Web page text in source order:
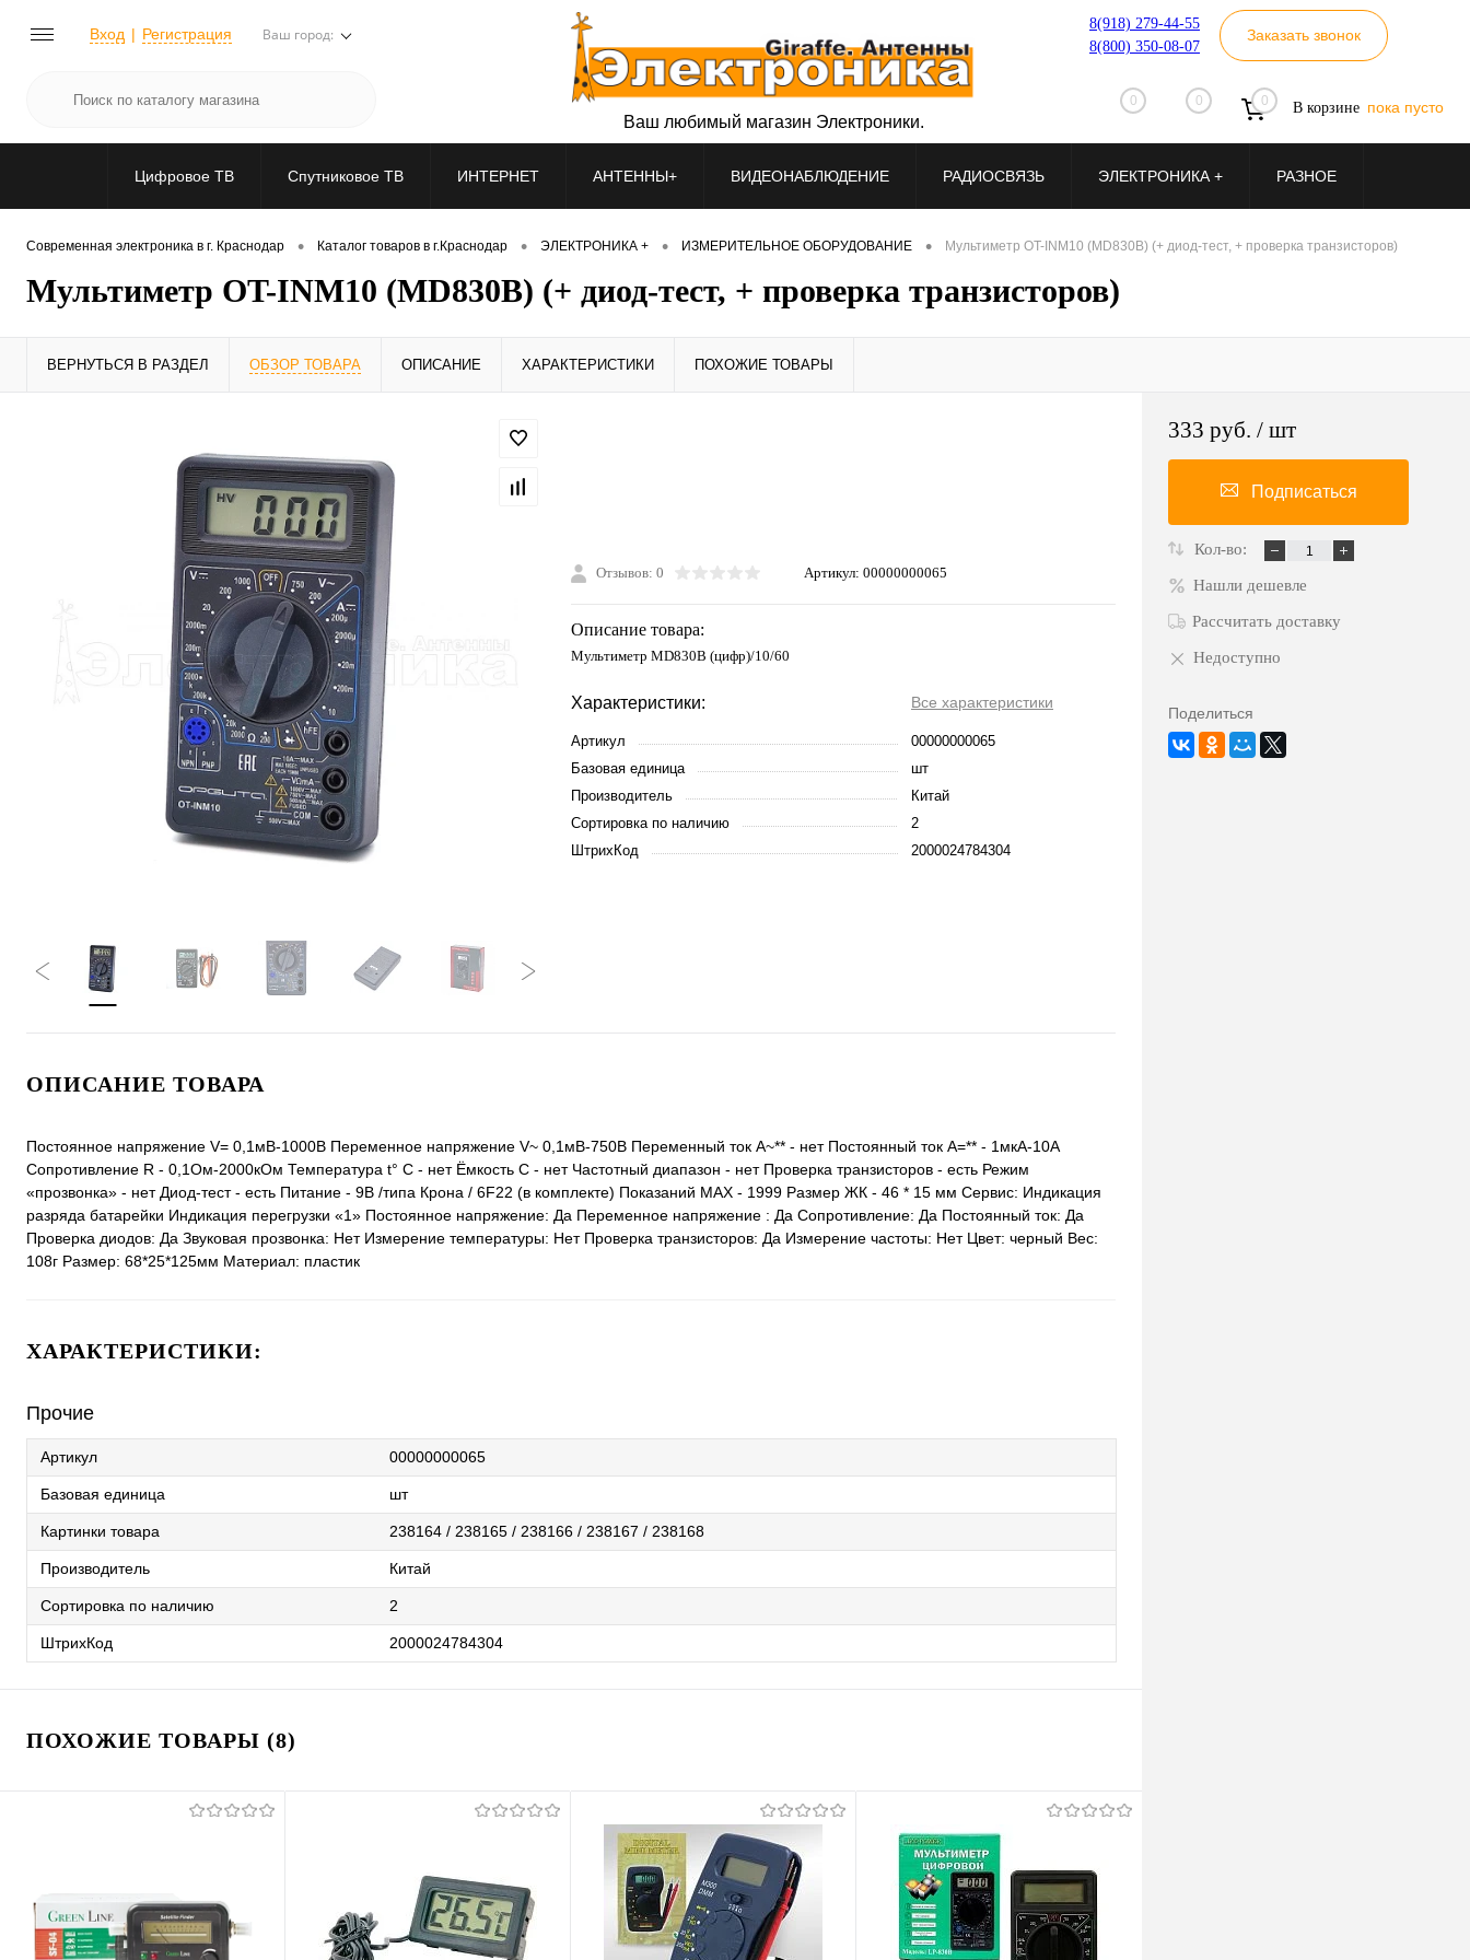
Вход Регистрация Ваш город:
8(918) 279-44-55
8(800) 350-08-07
Заказать звонок
0 0 0 В корзине пока пусто
Ваш любимый магазин Электроники.
Цифровое ТВ Спутниковое ТВ ИНТЕРНЕТ АНТЕННЫ+ ВИДЕОНАБЛЮДЕНИЕ РАДИОСВЯЗЬ ЭЛЕКТРОНИКА + РАЗНОЕ
Современная электроника в г. Краснодар • Каталог товаров в г.Краснодар • ЭЛЕКТРОНИКА + • ИЗМЕРИТЕЛЬНОЕ ОБОРУДОВАНИЕ • Мультиметр OT-INM10 (МD830B) (+ диод-тест, + проверка транзисторов)
Мультиметр OT-INM10 (МD830B) (+ диод-тест, + проверка транзисторов)
ВЕРНУТЬСЯ В РАЗДЕЛ ОБЗОР ТОВАРА ОПИСАНИЕ ХАРАКТЕРИСТИКИ ПОХОЖИЕ ТОВАРЫ
Отзывов: 0 Артикул: 00000000065
Описание товара:
Мультиметр МD830B (цифр)/10/60
Характеристики: Все характеристики
Артикул
00000000065
Базовая единица
шт
Производитель
Китай
Сортировка по наличию
2
ШтрихКод
2000024784304
ОПИСАНИЕ ТОВАРА
Постоянное напряжение V= 0,1мВ-1000В Переменное напряжение V~ 0,1мВ-750В Переменный ток A~** - нет Постоянный ток A=** - 1мкА-10А
Сопротивление R - 0,1Ом-2000кОм Температура t° С - нет Ёмкость С - нет Частотный диапазон - нет Проверка транзисторов - есть Режим
«прозвонка» - нет Диод-тест - есть Питание - 9В /типа Крона / 6F22 (в комплекте) Показаний MAX - 1999 Размер ЖК - 46 * 15 мм Сервис: Индикация
разряда батарейки Индикация перегрузки «1» Постоянное напряжение: Да Переменное напряжение : Да Сопротивление: Да Постоянный ток: Да
Проверка диодов: Да Звуковая прозвонка: Нет Измерение температуры: Нет Проверка транзисторов: Да Измерение частоты: Нет Цвет: черный Вес:
108г Размер: 68*25*125мм Материал: пластик
ХАРАКТЕРИСТИКИ:
Прочие
Артикул 00000000065
Базовая единица шт
Картинки товара 238164 / 238165 / 238166 / 238167 / 238168
Производитель Китай
Сортировка по наличию 2
ШтрихКод 2000024784304
ПОХОЖИЕ ТОВАРЫ (8)
333 руб. / шт
Подписаться
Кол-во:
Нашли дешевле
Рассчитать доставку
Недоступно
Поделиться